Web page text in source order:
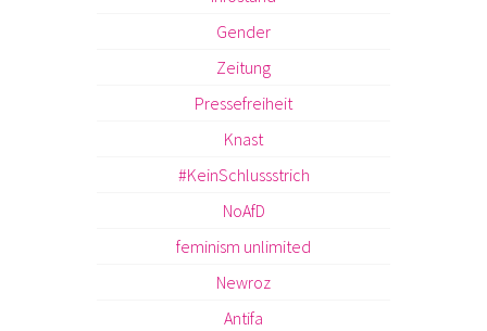
Gender
Zeitung
Pressefreiheit
Knast
#KeinSchlussstrich
NoAfD
feminism unlimited
Newroz
Antifa